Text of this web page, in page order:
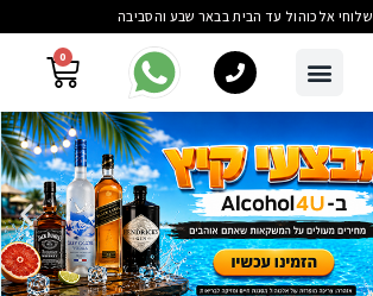
אלכוהול עד הבית בבאר שבע והסביבה
0